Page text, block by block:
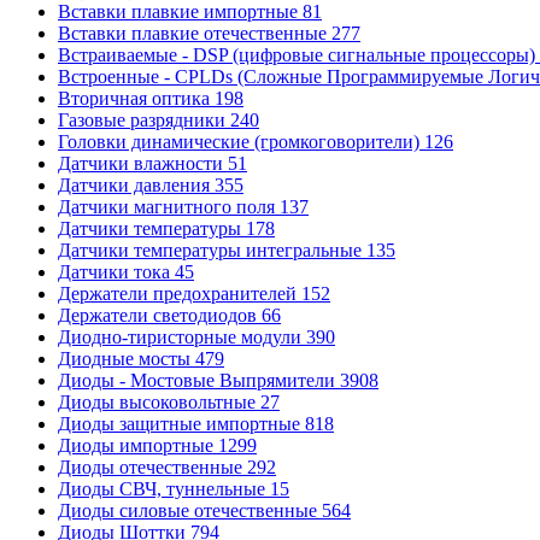
Вставки плавкие импортные 81
Вставки плавкие отечественные 277
Встраиваемые - DSP (цифровые сигнальные процессоры)
Встроенные - CPLDs (Сложные Программируемые
Вторичная оптика 198
Газовые разрядники 240
Головки динамические (громкоговорители) 126
Датчики влажности 51
Датчики давления 355
Датчики магнитного поля 137
Датчики температуры 178
Датчики температуры интегральные 135
Датчики тока 45
Держатели предохранителей 152
Держатели светодиодов 66
Диодно-тиристорные модули 390
Диодные мосты 479
Диоды - Мостовые Выпрямители 3908
Диоды высоковольтные 27
Диоды защитные импортные 818
Диоды импортные 1299
Диоды отечественные 292
Диоды СВЧ, туннельные 15
Диоды силовые отечественные 564
Диоды Шоттки 794